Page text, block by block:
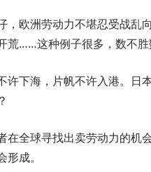
，欧洲劳动力不堪忍受战乱
荒……这种例子很多，数不胜
许下海，片帆不许入港。日
在全球寻找出卖劳动力的机
成。